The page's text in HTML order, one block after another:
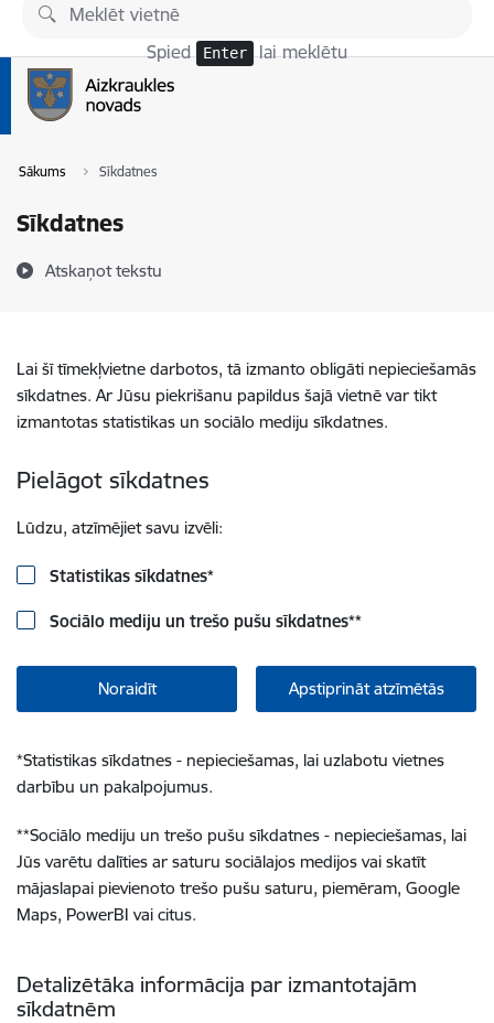
Pāriet uz lapas saturu
Spied Enter lai meklētu
Sākums Sīkdatnes
Sīkdatnes
Atskaņot tekstu
Lai šī tīmekļvietne darbotos, tā izmanto obligāti nepieciešamās
sīkdatnes. Ar Jūsu piekrišanu papildus šajā vietnē var tikt
izmantotas statistikas un sociālo mediju sīkdatnes.
Pielāgot sīkdatnes
Lūdzu, atzīmējiet savu izvēli:
Statistikas sīkdatnes*
Sociālo mediju un trešo pušu sīkdatnes**
Noraidīt Apstiprināt atzīmētās
*Statistikas sīkdatnes - nepieciešamas, lai uzlabotu vietnes
darbību un pakalpojumus.
**Sociālo mediju un trešo pušu sīkdatnes - nepieciešamas, lai
Jūs varētu dalīties ar saturu sociālajos medijos vai skatīt
mājaslapai pievienoto trešo pušu saturu, piemēram, Google
Maps, PowerBI vai citus.
Detalizētāka informācija par izmantotajām
sīkdatnēm